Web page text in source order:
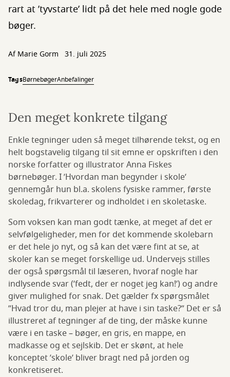
rart at ’tyvstarte’ lidt på det hele med nogle gode
bøger.
Af Marie Gorm 31. juli 2025
TagsBørnebøgerAnbefalinger
Den meget konkrete tilgang
Enkle tegninger uden så meget tilhørende tekst, og en
helt bogstavelig tilgang til sit emne er opskriften i den
norske forfatter og illustrator Anna Fiskes
børnebøger. I ’Hvordan man begynder i skole’
gennemgår hun bl.a. skolens fysiske rammer, første
skoledag, frikvarterer og indholdet i en skoletaske.
Som voksen kan man godt tænke, at meget af det er
selvfølgeligheder, men for det kommende skolebarn
er det hele jo nyt, og så kan det være fint at se, at
skoler kan se meget forskellige ud. Undervejs stilles
der også spørgsmål til læseren, hvoraf nogle har
indlysende svar (’fedt, der er noget jeg kan!’) og andre
giver mulighed for snak. Det gælder fx spørgsmålet
”Hvad tror du, man plejer at have i sin taske?” Det er så
illustreret af tegninger af de ting, der måske kunne
være i en taske – bøger, en gris, en mappe, en
madkasse og et sejlskib. Det er skønt, at hele
konceptet ’skole’ bliver bragt ned på jorden og
konkretiseret.